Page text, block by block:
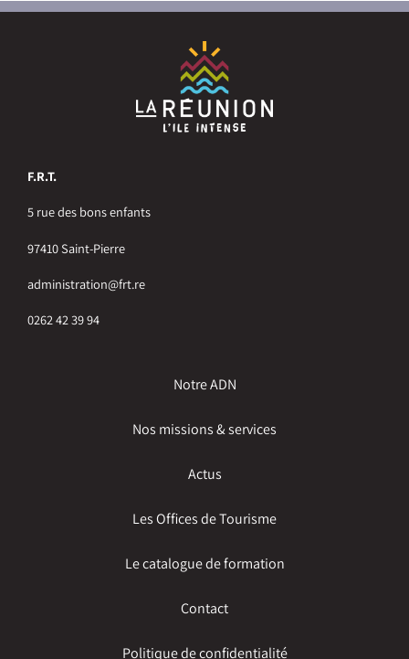
F.R.T.
5 rue des bons enfants
97410 Saint-Pierre
administration@frt.re
0262 42 39 94
Notre ADN
Nos missions & services
Actus
Les Offices de Tourisme
Le catalogue de formation
Contact
Politique de confidentialité